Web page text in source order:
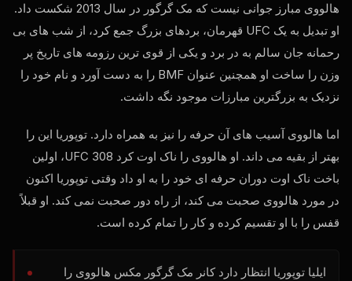
هالووی مبارز جوانی نیست که مک گرگور در سال 2013 شکست داد.
او تبدیل به یک UFC قهرمان، بردهای بزرگ جمع کرد، از شب های بی
رحمانه جان سالم به در برد و یکی از قوی ترین رزومه های تاریخ پر
وزن را ساخت او همچنین عنوان BMF را به دست آورد و نام خود را
نزدیک به بزرگترین مبارزات موجود نگه داشت.
اما هالووی آسیب های آن حرفه را نیز به همراه دارد. توپوریا این را
بهتر از بقیه می داند. او هالووی را ناک اوت کرد
UFC308، اولین
باخت ناک اوت دوران حرفه ای خود را به او داد وقتی توپوریا اکنون
در مورد هالووی صحبت می کند، از راه دور صحبت نمی کند. او قبلاً
قفس را با او تقسیم کرده و کار را تمام کرده است.
ایلیا توپوریا انتظار دارد کانر مک گرگور مکس هالووی را